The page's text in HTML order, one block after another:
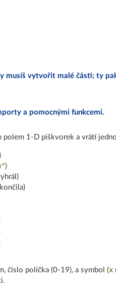
musíš vytvořit malé části; ty
a pomocnými funkcemi.
polem 1-D piškvorek a vrátí
)
)
číslo políčka (0-19), a symbol (x